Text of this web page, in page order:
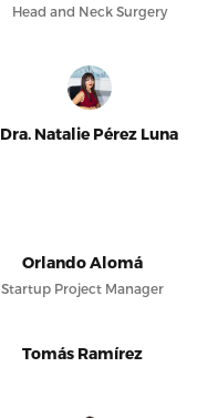
Head and Neck Surgery
Dra. Natalie Pérez Luna
Orlando Alomá
Startup Project Manager
Tomás Ramírez